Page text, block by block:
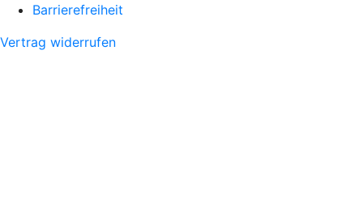
Barrierefreiheit
Vertrag widerrufen